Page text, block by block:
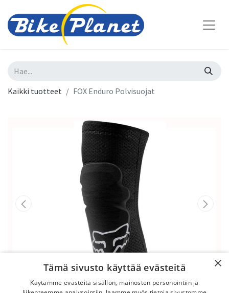
Kaikki tuotteet FOX Enduro Polvisuojat
×
Tämä sivusto käyttää evästeitä
Käytämme evästeitä sisällön, mainosten personointiin ja